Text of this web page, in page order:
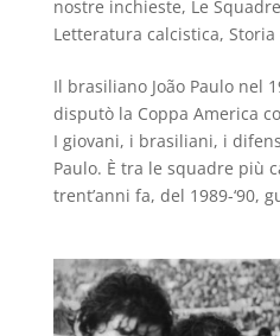
nostre inchieste, Le
Letteratura calcistica, Storia
Il brasiliano João Paulo nel
disputò la Coppa America
I giovani, i brasiliani, i
Paulo. È tra le squadre più
trent’anni fa, del 1989-‘90,